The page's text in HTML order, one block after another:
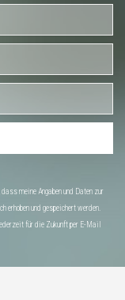
meine Angaben und Daten zur
erhoben und gespeichert werden.
für die Zukunft per E-Mail